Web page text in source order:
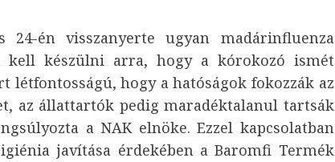
24-én visszanyerte ugyan madárinfluenza
kell készülni arra, hogy a kórokozó ismét
létfontosságú, hogy a hatóságok fokozzák az
az állattartók pedig maradéktalanul tartsák
a NAK elnöke. Ezzel kapcsolatban
javítása érdekében a Baromfi Termék